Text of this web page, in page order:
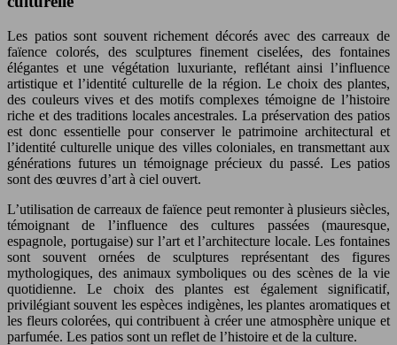
Les patios sont souvent richement décorés avec des carreaux de
faïence colorés, des sculptures finement ciselées, des fontaines
élégantes et une végétation luxuriante, reflétant ainsi l’influence
artistique et l’identité culturelle de la région. Le choix des plantes,
des couleurs vives et des motifs complexes témoigne de l’histoire
riche et des traditions locales ancestrales. La préservation des patios
est donc essentielle pour conserver le patrimoine architectural et
l’identité culturelle unique des villes coloniales, en transmettant aux
générations futures un témoignage précieux du passé. Les patios
sont des œuvres d’art à ciel ouvert.
L’utilisation de carreaux de faïence peut remonter à plusieurs siècles,
témoignant de l’influence des cultures passées (mauresque,
espagnole, portugaise) sur l’art et l’architecture locale. Les fontaines
sont souvent ornées de sculptures représentant des figures
mythologiques, des animaux symboliques ou des scènes de la vie
quotidienne. Le choix des plantes est également significatif,
privilégiant souvent les espèces indigènes, les plantes aromatiques et
les fleurs colorées, qui contribuent à créer une atmosphère unique et
parfumée. Les patios sont un reflet de l’histoire et de la culture.